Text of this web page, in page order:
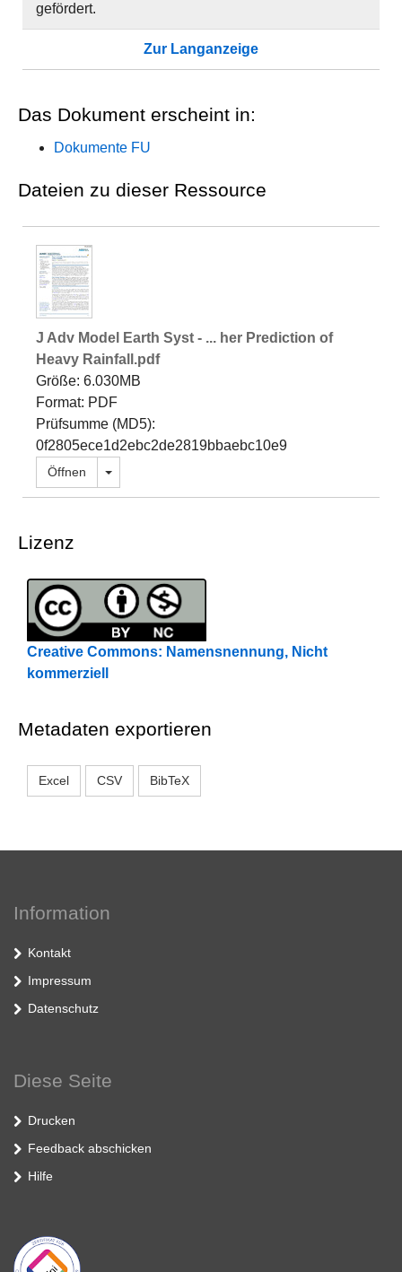
gefördert.
Zur Langanzeige
Das Dokument erscheint in:
Dokumente FU
Dateien zu dieser Ressource
J Adv Model Earth Syst - ... her Prediction of
Heavy Rainfall.pdf
Größe: 6.030MB
Format: PDF
Prüfsumme (MD5):
0f2805ece1d2ebc2de2819bbaebc10e9
Öffnen Dropdown öffnen
Lizenz
Creative Commons: Namensnennung, Nicht
kommerziell
Metadaten exportieren
Excel CSV BibTeX
Information
Kontakt
Impressum
Datenschutz
Diese Seite
Drucken
Feedback abschicken
Hilfe